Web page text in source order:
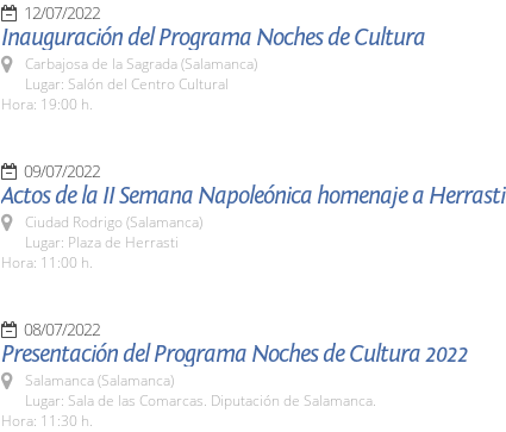
12/07/2022
Inauguración del Programa Noches de Cultura
Carbajosa de la Sagrada (Salamanca)
Lugar: Salón del Centro Cultural
Hora: 19:00 h.
09/07/2022
Actos de la II Semana Napoleónica homenaje a Herrasti
Ciudad Rodrigo (Salamanca)
Lugar: Plaza de Herrasti
Hora: 11:00 h.
08/07/2022
Presentación del Programa Noches de Cultura 2022
Salamanca (Salamanca)
Lugar: Sala de las Comarcas. Diputación de Salamanca.
Hora: 11:30 h.